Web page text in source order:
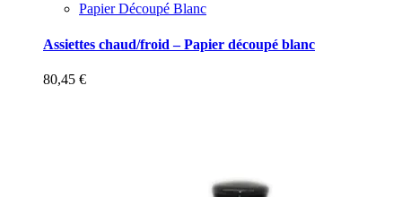
Papier Découpé Blanc
Assiettes chaud/froid – Papier découpé blanc
80,45 €